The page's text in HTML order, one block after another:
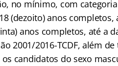
no mínimo, com
(dezoito) anos completos,
anos completos, até a
2001/2016-TCDF, além de
candidatos do sexo